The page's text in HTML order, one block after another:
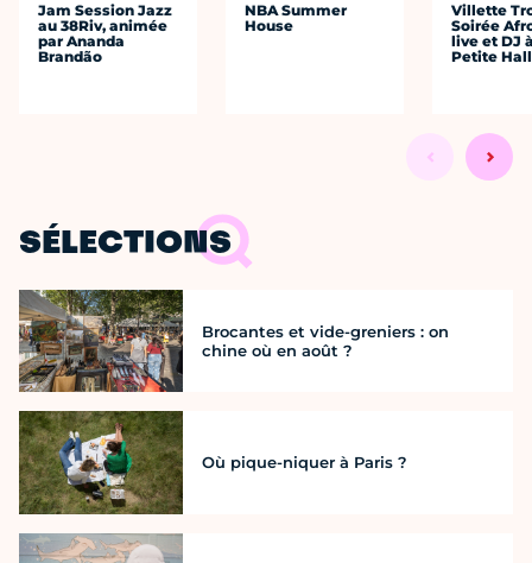
Jam Session Jazz
au 38Riv, animée
par Ananda
Brandão
NBA Summer
House
Villette
Soirée
live et DJ
Petite
SÉLECTIONS
Brocantes et vide-greniers : on
chine où en août ?
Où pique-niquer à Paris ?